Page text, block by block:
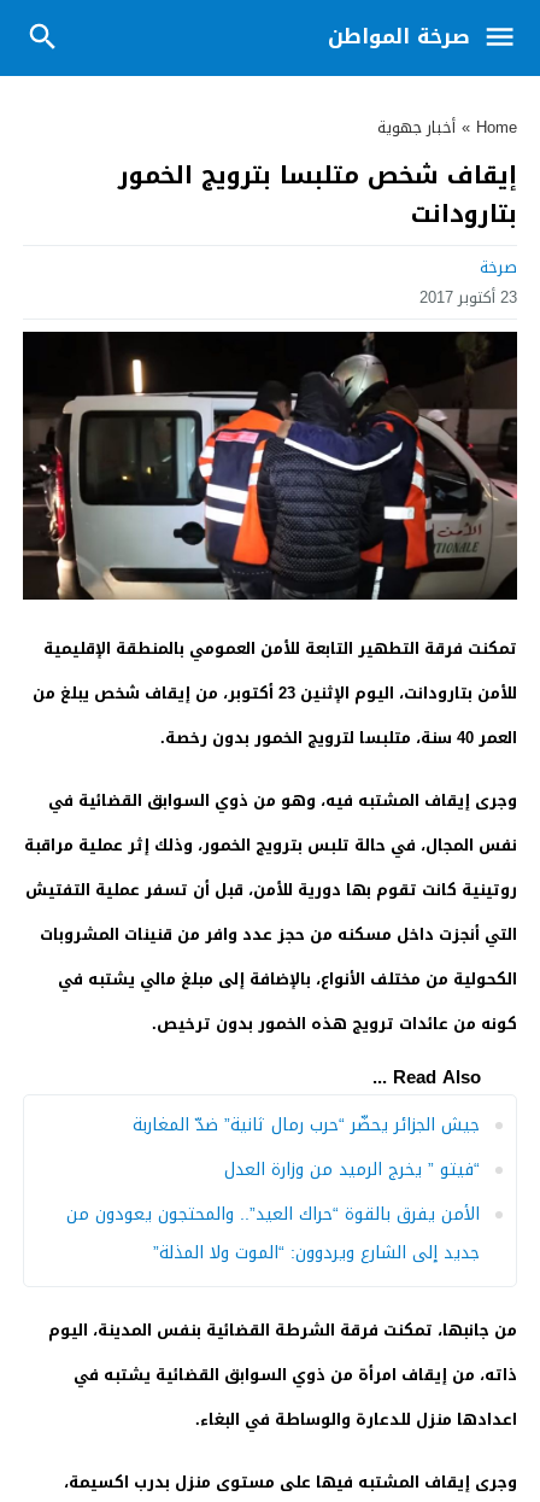
صرخة المواطن
Home
» أخبار جهوية
إيقاف شخص متلبسا بترويج الخمور
بتارودانت
صرخة
23 أكتوبر 2017
تمكنت فرقة التطهير التابعة للأمن العمومي بالمنطقة الإقليمية
للأمن بتارودانت، اليوم الإثنين 23 أكتوبر، من إيقاف شخص يبلغ من
العمر 40 سنة، متلبسا لترويج الخمور بدون رخصة.
وجرى إيقاف المشتبه فيه، وهو من ذوي السوابق القضائية في
نفس المجال، في حالة تلبس بترويج الخمور، وذلك إثر عملية مراقبة
روتينية كانت تقوم بها دورية للأمن، قبل أن تسفر عملية التفتيش
التي أنجزت داخل مسكنه من حجز عدد وافر من قنينات المشروبات
الكحولية من مختلف الأنواع، بالإضافة إلى مبلغ مالي يشتبه في
كونه من عائدات ترويج هذه الخمور بدون ترخيص.
Read Also ...
جيش الجزائر يحضّر “حرب رمال ثانية” ضدّ المغاربة
“فيتو ” يخرج الرميد من وزارة العدل
الأمن يفرق بالقوة “حراك العيد”.. والمحتجون يعودون من
جديد إلى الشارع ويردوون: “الموت ولا المذلة”
من جانبها، تمكنت فرقة الشرطة القضائية بنفس المدينة، اليوم
ذاته، من إيقاف امرأة من ذوي السوابق القضائية يشتبه في
اعدادها منزل للدعارة والوساطة في البغاء.
وجرى إيقاف المشتبه فيها على مستوى منزل بدرب اكسيمة،